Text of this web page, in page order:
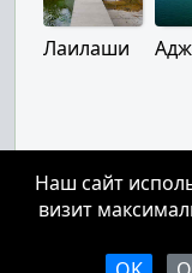
Лаилаши
О нас|
При использовании
Не допускается
Наш сайт
визит